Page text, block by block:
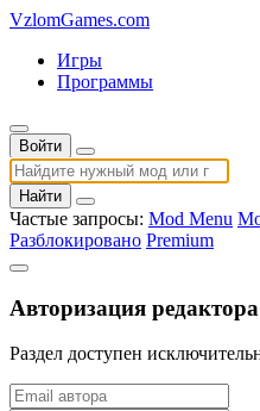
VzlomGames.com
Игры
Программы
Войти
Найти
Частые запросы: Mod Menu
Разблокировано Premium
Авторизация редактора
Раздел доступен